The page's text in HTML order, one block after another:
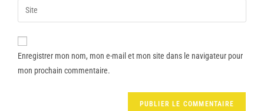
Enregistrer mon nom, mon e-mail et mon site dans le navigateur pour
mon prochain commentaire.